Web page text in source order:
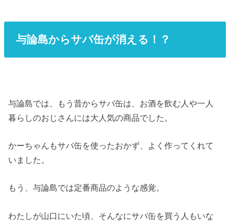
与論島からサバ缶が消える！？
与論島では、もう昔からサバ缶は、お酒を飲む人や一人
暮らしのおじさんには大人気の商品でした。
かーちゃんもサバ缶を使ったおかず、よく作ってくれて
いました。
もう、与論島では定番商品のような感覚。
わたしが山口にいた頃、そんなにサバ缶を買う人もいな